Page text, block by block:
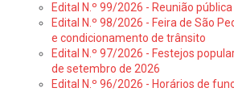
Edital N.º 99/2026 - Reunião
Edital N.º 98/2026 - Feira de São
e condicionamento de trânsito
Edital N.º 97/2026 - Festejos
de setembro de 2026
Edital N.º 96/2026 - Horários de